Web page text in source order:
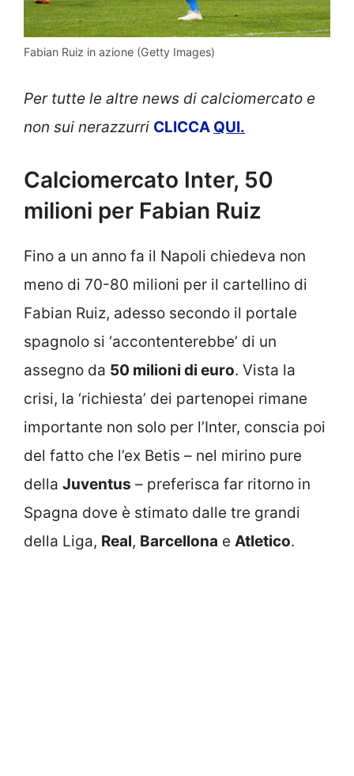
Fabian Ruiz in azione (Getty Images)
Per tutte le altre news di calciomercato e
non sui nerazzurri CLICCA QUI.
Calciomercato Inter, 50
milioni per Fabian Ruiz
Fino a un anno fa il Napoli chiedeva non
meno di 70-80 milioni per il cartellino di
Fabian Ruiz, adesso secondo il portale
spagnolo si ‘accontenterebbe’ di un
assegno da 50 milioni di euro. Vista la
crisi, la ‘richiesta’ dei partenopei rimane
importante non solo per l’Inter, conscia poi
del fatto che l’ex Betis – nel mirino pure
della Juventus – preferisca far ritorno in
Spagna dove è stimato dalle tre grandi
della Liga, Real, Barcellona e Atletico.